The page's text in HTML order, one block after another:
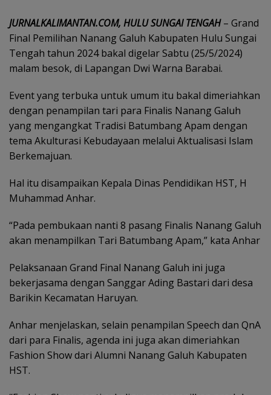
JURNALKALIMANTAN.COM, HULU SUNGAI TENGAH– Grand
Final Pemilihan Nanang Galuh Kabupaten Hulu Sungai
Tengah tahun 2024 bakal digelar Sabtu (25/5/2024)
malam besok, di Lapangan Dwi Warna Barabai.
Event yang terbuka untuk umum itu bakal dimeriahkan
dengan penampilan tari para Finalis Nanang Galuh
yang mengangkat Tradisi Batumbang Apam dengan
tema Akulturasi Kebudayaan melalui Aktualisasi Islam
Berkemajuan.
Hal itu disampaikan Kepala Dinas Pendidikan HST, H
Muhammad Anhar.
“Pada pembukaan nanti 8 pasang Finalis Nanang Galuh
akan menampilkan Tari Batumbang Apam,” kata Anhar
Pelaksanaan Grand Final Nanang Galuh ini juga
bekerjasama dengan Sanggar Ading Bastari dari desa
Barikin Kecamatan Haruyan.
Anhar menjelaskan, selain penampilan Speech dan QnA
dari para Finalis, agenda ini juga akan dimeriahkan
Fashion Show dari Alumni Nanang Galuh Kabupaten
HST.